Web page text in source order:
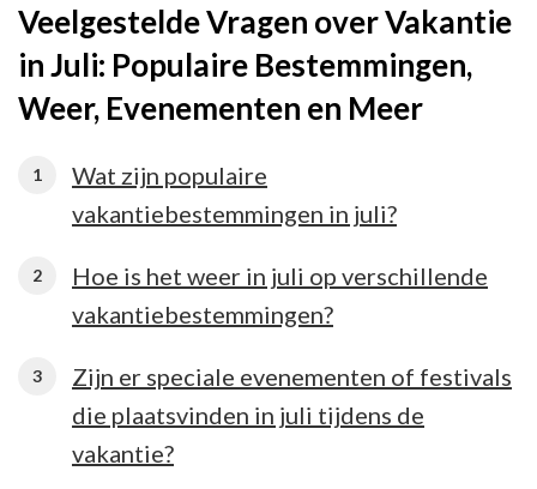
Veelgestelde Vragen over Vakantie
in Juli: Populaire Bestemmingen,
Weer, Evenementen en Meer
Wat zijn populaire
vakantiebestemmingen in juli?
Hoe is het weer in juli op verschillende
vakantiebestemmingen?
Zijn er speciale evenementen of festivals
die plaatsvinden in juli tijdens de
vakantie?